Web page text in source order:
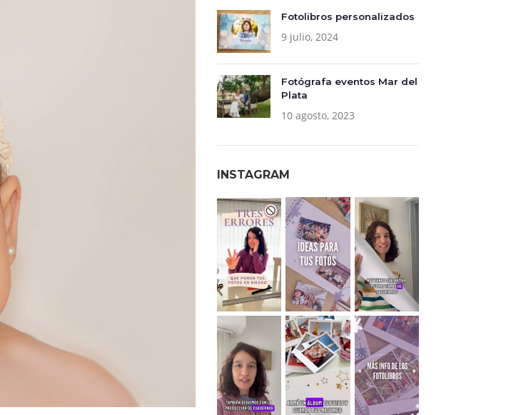
Fotolibros personalizados
9 julio, 2024
Fotógrafa eventos Mar del
Plata
10 agosto, 2023
INSTAGRAM